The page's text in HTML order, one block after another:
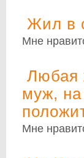
Жил в
Мне
Любая
муж, на
Мне